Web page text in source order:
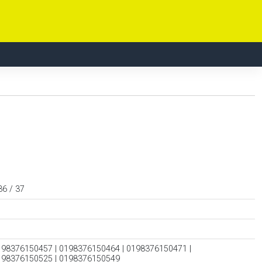
/ 37
| 0198376150464 | 0198376150471 |
| 0198376150549